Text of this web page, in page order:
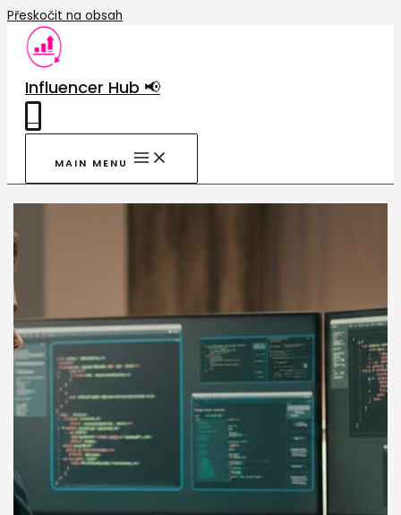
Přeskočit na obsah
Influencer Hub 📢
MAIN MENU